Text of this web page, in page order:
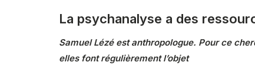
La psychanalyse a des
Samuel Lézé est anthropologue. Pour ce
elles font régulièrement l’objet